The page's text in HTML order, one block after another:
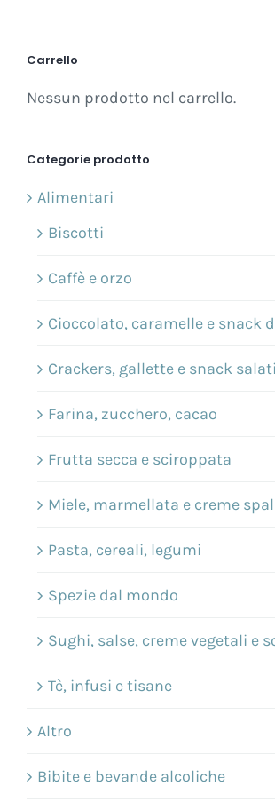
Carrello
Nessun prodotto nel carrello.
Categorie prodotto
Alimentari
Biscotti
Caffè e orzo
Cioccolato, caramelle e snack
Crackers, gallette e snack salati
Farina, zucchero, cacao
Frutta secca e sciroppata
Miele, marmellata e creme
Pasta, cereali, legumi
Spezie dal mondo
Sughi, salse, creme vegetali e
Tè, infusi e tisane
Altro
Bibite e bevande alcoliche